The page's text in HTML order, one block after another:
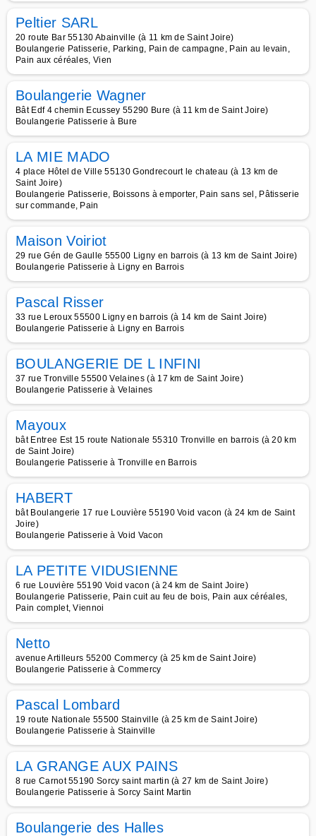
Peltier SARL
20 route Bar 55130 Abainville (à 11 km de Saint Joire)
Boulangerie Patisserie, Parking, Pain de campagne, Pain au levain,
Pain aux céréales, Vien
Boulangerie Wagner
Bât Edf 4 chemin Ecussey 55290 Bure (à 11 km de Saint Joire)
Boulangerie Patisserie à Bure
LA MIE MADO
4 place Hôtel de Ville 55130 Gondrecourt le chateau (à 13 km de
Saint Joire)
Boulangerie Patisserie, Boissons à emporter, Pain sans sel, Pâtisserie
sur commande, Pain
Maison Voiriot
29 rue Gén de Gaulle 55500 Ligny en barrois (à 13 km de Saint Joire)
Boulangerie Patisserie à Ligny en Barrois
Pascal Risser
33 rue Leroux 55500 Ligny en barrois (à 14 km de Saint Joire)
Boulangerie Patisserie à Ligny en Barrois
BOULANGERIE DE L INFINI
37 rue Tronville 55500 Velaines (à 17 km de Saint Joire)
Boulangerie Patisserie à Velaines
Mayoux
bât Entree Est 15 route Nationale 55310 Tronville en barrois (à 20 km
de Saint Joire)
Boulangerie Patisserie à Tronville en Barrois
HABERT
bât Boulangerie 17 rue Louvière 55190 Void vacon (à 24 km de Saint
Joire)
Boulangerie Patisserie à Void Vacon
LA PETITE VIDUSIENNE
6 rue Louvière 55190 Void vacon (à 24 km de Saint Joire)
Boulangerie Patisserie, Pain cuit au feu de bois, Pain aux céréales,
Pain complet, Viennoi
Netto
avenue Artilleurs 55200 Commercy (à 25 km de Saint Joire)
Boulangerie Patisserie à Commercy
Pascal Lombard
19 route Nationale 55500 Stainville (à 25 km de Saint Joire)
Boulangerie Patisserie à Stainville
LA GRANGE AUX PAINS
8 rue Carnot 55190 Sorcy saint martin (à 27 km de Saint Joire)
Boulangerie Patisserie à Sorcy Saint Martin
Boulangerie des Halles